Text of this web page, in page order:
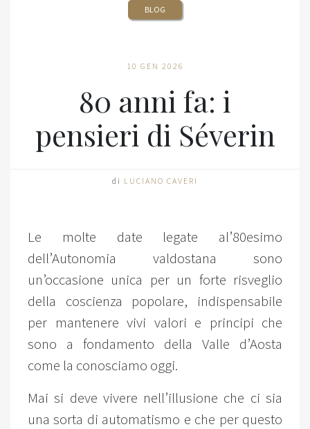
BLOG
10 GEN 2026
80 anni fa: i
pensieri di Séverin
di LUCIANO CAVERI
Le molte date legate al’80esimo
dell’Autonomia valdostana sono
un’occasione unica per un forte risveglio
della coscienza popolare, indispensabile
per mantenere vivi valori e principi che
sono a fondamento della Valle d’Aosta
come la conosciamo oggi.
Mai si deve vivere nell’illusione che ci sia
una sorta di automatismo e che per questo